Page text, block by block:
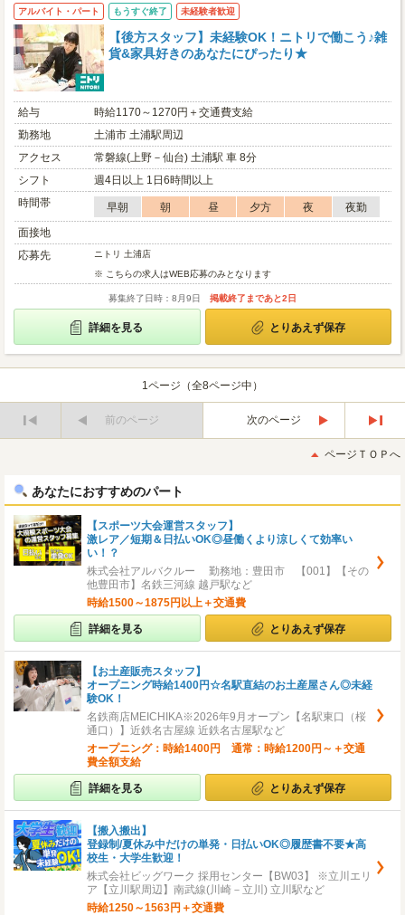
アルバイト・パート もうすぐ終了 未経験者歓迎
【後方スタッフ】未経験OK！ニトリで働こう♪雑
貨&家具好きのあなたにぴったり★
給与
時給1170～1270円＋交通費支給
勤務地
土浦市 土浦駅周辺
アクセス
常磐線(上野－仙台) 土浦駅 車 8分
シフト
週4日以上 1日6時間以上
時間帯
早朝 朝 昼 夕方 夜
夜勤
面接地
応募先
ニトリ 土浦店
※ こちらの求人はWEB応募のみとなります
募集終了日時：8月9日 掲載終了まであと2日
詳細を見る とりあえず保存
1ページ（全8ページ中）
前のページ
次のページ
後
ページＴＯＰへ
あなたにおすすめのパート
【スポーツ大会運営スタッフ】
激レア／短期＆日払いOK◎昼働くより涼しくて効率い
い！？
株式会社アルバクルー 勤務地：豊田市 【001】【その
他豊田市】名鉄三河線 越戸駅など
時給1500～1875円以上＋交通費
詳細を見る とりあえず保存
【お土産販売スタッフ】
オープニング時給1400円☆名駅直結のお土産屋さん◎未経
験OK！
名鉄商店MEICHIKA※2026年9月オープン【名駅東口（桜
通口）】近鉄名古屋線 近鉄名古屋駅など
オープニング：時給1400円 通常：時給1200円～＋交通
費全額支給
詳細を見る とりあえず保存
【搬入搬出】
登録制/夏休み中だけの単発・日払いOK◎履歴書不要★高
校生・大学生歓迎！
株式会社ビッグワーク 採用センター【BW03】 ※立川エリ
ア【立川駅周辺】南武線(川崎－立川) 立川駅など
時給1250～1563円＋交通費